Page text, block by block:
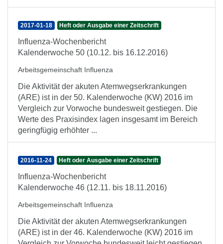
2017-01-18 Heft oder Ausgabe einer Zeitschrift
Influenza-Wochenbericht
Kalenderwoche 50 (10.12. bis 16.12.2016)
Arbeitsgemeinschaft Influenza
Die Aktivität der akuten Atemwegserkrankungen
(ARE) ist in der 50. Kalenderwoche (KW) 2016 im
Vergleich zur Vorwoche bundesweit gestiegen. Die
Werte des Praxisindex lagen insgesamt im Bereich
geringfügig erhöhter ...
2016-11-24 Heft oder Ausgabe einer Zeitschrift
Influenza-Wochenbericht
Kalenderwoche 46 (12.11. bis 18.11.2016)
Arbeitsgemeinschaft Influenza
Die Aktivität der akuten Atemwegserkrankungen
(ARE) ist in der 46. Kalenderwoche (KW) 2016 im